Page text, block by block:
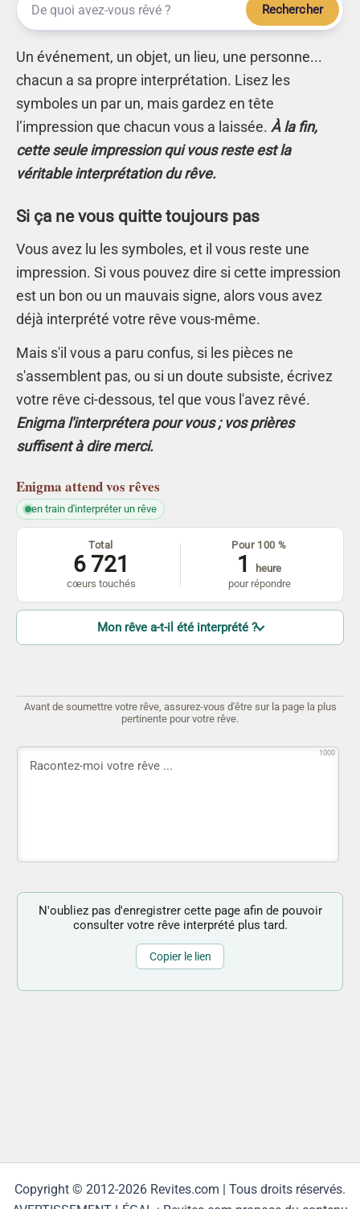
Rechercher
Un événement, un objet, un lieu, une personne...
chacun a sa propre interprétation. Lisez les
symboles un par un, mais gardez en tête
l’impression que chacun vous a laissée. À la fin,
cette seule impression qui vous reste est la
véritable interprétation du rêve.
Si ça ne vous quitte toujours pas
Vous avez lu les symboles, et il vous reste une
impression. Si vous pouvez dire si cette impression
est un bon ou un mauvais signe, alors vous avez
déjà interprété votre rêve vous-même.
Mais s'il vous a paru confus, si les pièces ne
s'assemblent pas, ou si un doute subsiste, écrivez
votre rêve ci-dessous, tel que vous l'avez rêvé.
Enigma l'interprétera pour vous ; vos prières
suffisent à dire merci.
Enigma attend vos rêves
en train d'interpréter un rêve
Total
6 721
cœurs touchés
Pour 100 %
1
heure
pour répondre
Mon rêve a-t-il été interprété ?
Avant de soumettre votre rêve, assurez-vous d'être sur la page la plus
pertinente pour votre rêve.
1000
N'oubliez pas d'enregistrer cette page afin de pouvoir
consulter votre rêve interprété plus tard.
Copier le lien
Copyright © 2012-2026 Revites.com | Tous droits réservés.